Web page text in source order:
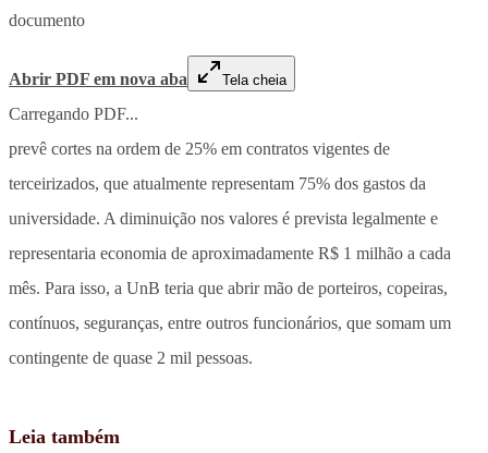
documento
Abrir PDF em nova aba Tela cheia
Carregando PDF...
prevê cortes na ordem de 25% em contratos vigentes de
terceirizados, que atualmente representam 75% dos gastos da
universidade. A diminuição nos valores é prevista legalmente e
representaria economia de aproximadamente R$ 1 milhão a cada
mês. Para isso, a UnB teria que abrir mão de porteiros, copeiras,
contínuos, seguranças, entre outros funcionários, que somam um
contingente de quase 2 mil pessoas.
Leia também